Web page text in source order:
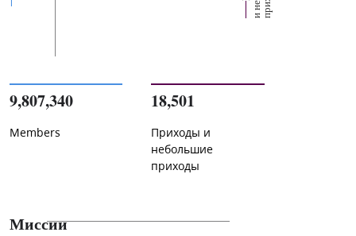
9,807,340
Members
18,501
Приходы и
небольшие
приходы
Миссии